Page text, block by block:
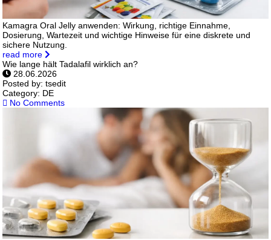
Kamagra Oral Jelly anwenden: Wirkung, richtige Einnahme,
Dosierung, Wartezeit und wichtige Hinweise für eine diskrete und
sichere Nutzung.
read more
Wie lange hält Tadalafil wirklich an?
28.06.2026
Posted by:tsedit
Category: DE
No Comments